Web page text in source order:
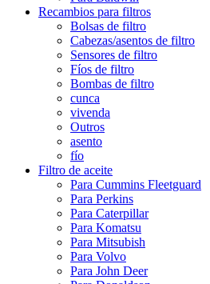
Recambios para filtros
Bolsas de filtro
Cabezas/asentos de filtro
Sensores de filtro
Fíos de filtro
Bombas de filtro
cunca
vivenda
Outros
asento
fío
Filtro de aceite
Para Cummins Fleetguard
Para Perkins
Para Caterpillar
Para Komatsu
Para Mitsubish
Para Volvo
Para John Deer